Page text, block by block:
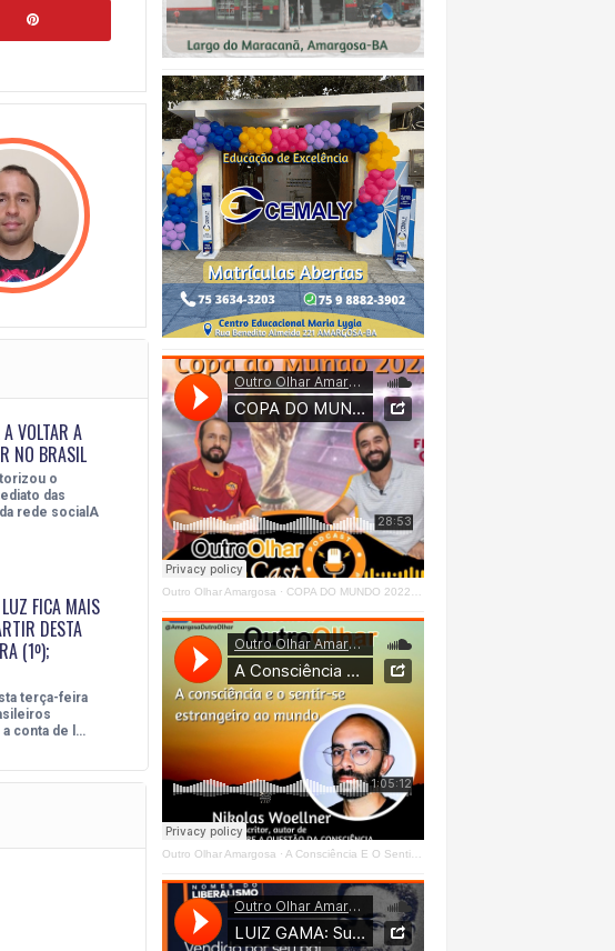
VOLTAR A
NO BRASIL
o
das
rede socialA
FICA MAIS
DESTA
(1º);
terça-feira
conta de l…
Outro Olhar Amargosa · COPA DO MUNDO 2022 - OUTRO OLHAR CAST #O1 Right
Outro Olhar Amargosa · A Consciência E O Sentir - Se Estrangeiro Ao Mundo